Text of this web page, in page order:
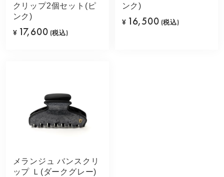
クリップ2個セット(ピ
ンク)
¥ 17,600 (税込)
ンク)
¥ 16,500 (税込)
メランジュ バンスクリ
ップ Ｌ(ダークグレー)